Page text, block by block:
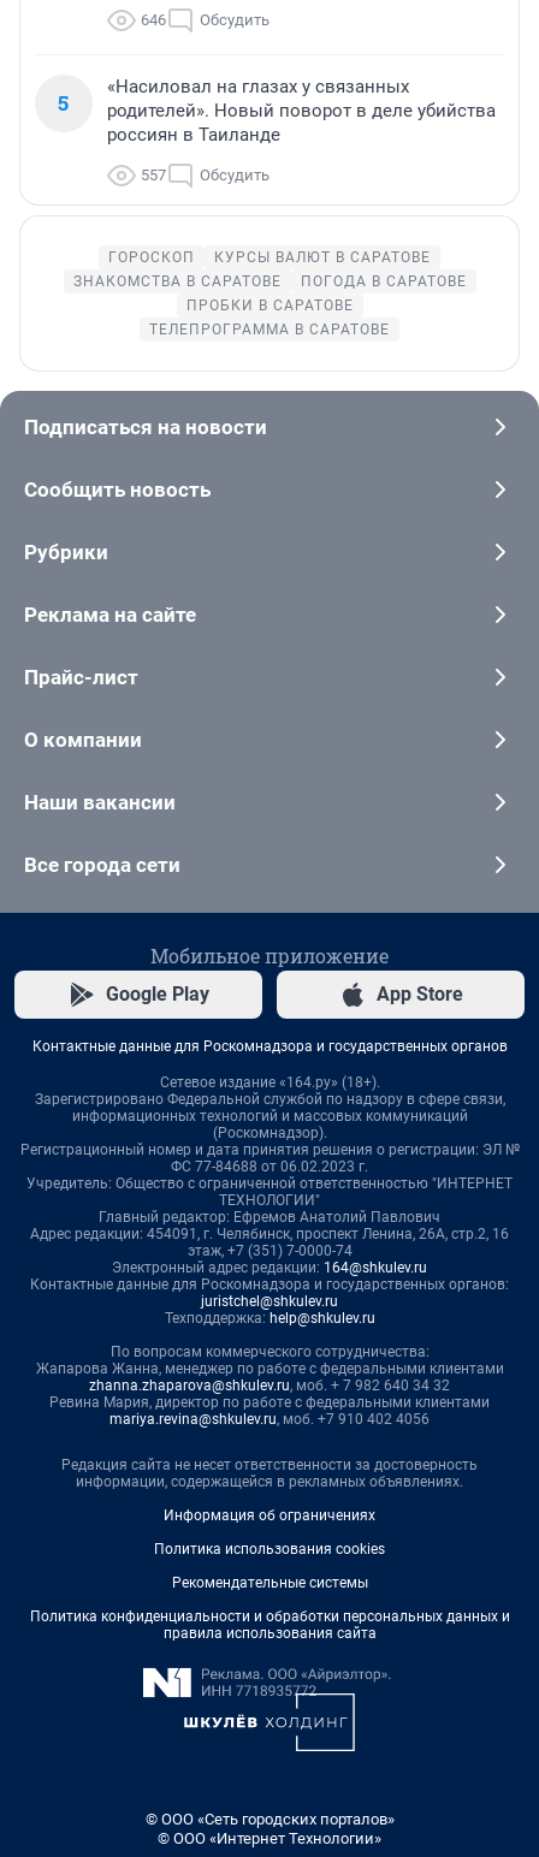
646 Обсудить
5
«Насиловал на глазах у связанных
родителей». Новый поворот в деле убийства
россиян в Таиланде
557 Обсудить
ГОРОСКОП
КУРСЫ ВАЛЮТ В САРАТОВЕ
ЗНАКОМСТВА В САРАТОВЕ
ПОГОДА В САРАТОВЕ
ПРОБКИ В САРАТОВЕ
ТЕЛЕПРОГРАММА В САРАТОВЕ
Подписаться на новости
Сообщить новость
Рубрики
Реклама на сайте
Прайс-лист
О компании
Наши вакансии
Все города сети
Мобильное приложение
Google Play App Store
Контактные данные для Роскомнадзора и государственных органов
Сетевое издание «164.ру» (18+).
Зарегистрировано Федеральной службой по надзору в сфере связи,
информационных технологий и массовых коммуникаций
(Роскомнадзор).
Регистрационный номер и дата принятия решения о регистрации: ЭЛ №
ФС 77-84688 от 06.02.2023 г.
Учредитель: Общество с ограниченной ответственностью "ИНТЕРНЕТ
ТЕХНОЛОГИИ"
Главный редактор: Ефремов Анатолий Павлович
Адрес редакции: 454091, г. Челябинск, проспект Ленина, 26А, стр.2, 16
этаж, +7 (351) 7-0000-74
Электронный адрес редакции: 164@shkulev.ru
Контактные данные для Роскомнадзора и государственных органов:
juristchel@shkulev.ru
Техподдержка: help@shkulev.ru
По вопросам коммерческого сотрудничества:
Жапарова Жанна, менеджер по работе с федеральными клиентами
zhanna.zhaparova@shkulev.ru, моб. + 7 982 640 34 32
Ревина Мария, директор по работе с федеральными клиентами
mariya.revina@shkulev.ru, моб. +7 910 402 4056
Редакция сайта не несет ответственности за достоверность
информации, содержащейся в рекламных объявлениях.
Информация об ограничениях
Политика использования cookies
Рекомендательные системы
Политика конфиденциальности и обработки персональных данных и
правила использования сайта
© ООО «Сеть городских порталов»
© ООО «Интернет Технологии»